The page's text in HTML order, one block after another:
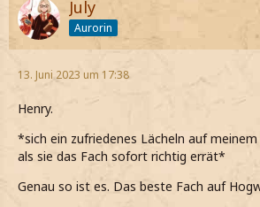
July
Aurorin
13. Juni 2023 um 17:38
Henry.
*sich ein zufriedenes Lächeln auf
als sie das Fach sofort richtig errät*
Genau so ist es. Das beste Fach auf